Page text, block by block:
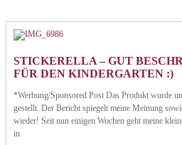
STICKERELLA – GUT
FÜR DEN KINDERGARTEN :)
*Werbung/Sponsored Post Das Produkt wurde
gestellt. Der Bericht spiegelt meine Meinung
wieder! Seit nun einigen Wochen geht meine
in